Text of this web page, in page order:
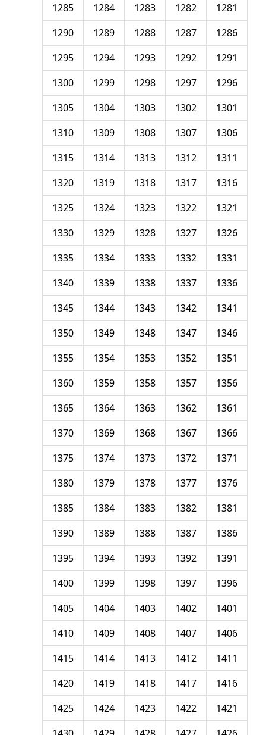
1281
1282
1283
1284
1285
1286
1287
1288
1289
1290
1291
1292
1293
1294
1295
1296
1297
1298
1299
1300
1301
1302
1303
1304
1305
1306
1307
1308
1309
1310
1311
1312
1313
1314
1315
1316
1317
1318
1319
1320
1321
1322
1323
1324
1325
1326
1327
1328
1329
1330
1331
1332
1333
1334
1335
1336
1337
1338
1339
1340
1341
1342
1343
1344
1345
1346
1347
1348
1349
1350
1351
1352
1353
1354
1355
1356
1357
1358
1359
1360
1361
1362
1363
1364
1365
1366
1367
1368
1369
1370
1371
1372
1373
1374
1375
1376
1377
1378
1379
1380
1381
1382
1383
1384
1385
1386
1387
1388
1389
1390
1391
1392
1393
1394
1395
1396
1397
1398
1399
1400
1401
1402
1403
1404
1405
1406
1407
1408
1409
1410
1411
1412
1413
1414
1415
1416
1417
1418
1419
1420
1421
1422
1423
1424
1425